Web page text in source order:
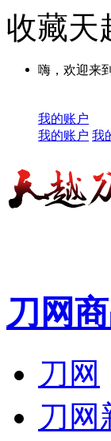
收藏天
嗨，欢迎来
我的账户
我的账户 我
刀网
刀网
刀网